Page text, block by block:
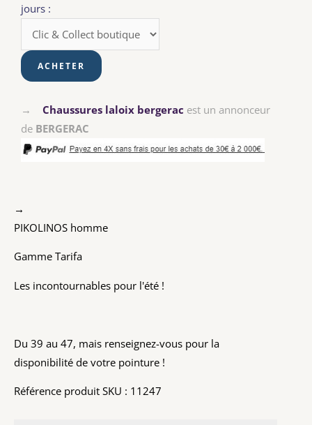
jours :
→ Chaussures laloix bergerac est un annonceur
de BERGERAC
→
PIKOLINOS homme
Gamme Tarifa
Les incontournables pour l'été !
Du 39 au 47, mais renseignez-vous pour la
disponibilité de votre pointure !
Référence produit SKU : 11247